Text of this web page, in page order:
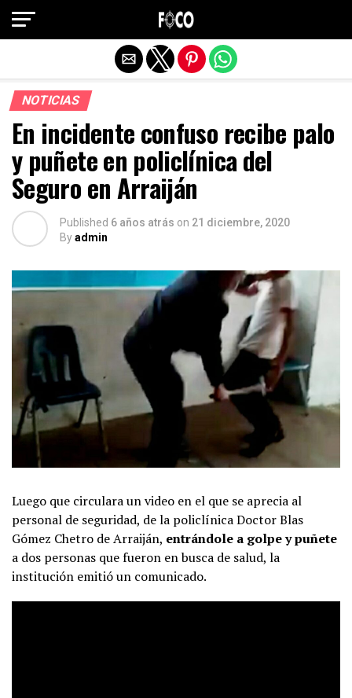
NOTICIAS
En incidente confuso recibe palo
y puñete en policlínica del
Seguro en Arraiján
Published 6 años atrás on 21 diciembre, 2020
Byadmin
Luego que circulara un video en el que se aprecia al
personal de seguridad, de la policlínica Doctor Blas
Gómez Chetro de Arraiján, entrándole a golpe y puñete
a dos personas que fueron en busca de salud, la
institución emitió un comunicado.
Salir de la versión móvil